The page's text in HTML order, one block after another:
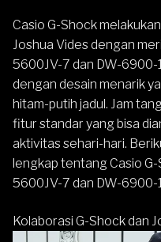
Casio G-Shock
Joshua Vides dengan
5600JV-7 dan DW-6900-
dengan desain menarik
hitam-putih jadul. Jam
fitur standar yang bisa
aktivitas sehari-hari.
lengkap tentang Casio
5600JV-7 dan DW-6900-
Kolaborasi G-Shock dan